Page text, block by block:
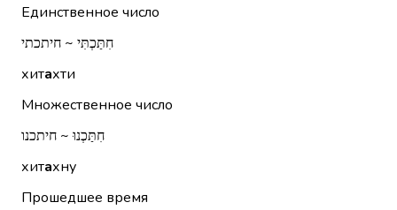
Единственное число
חִתַּכְתִּי ~ חיתכתי
хитахти
Множественное число
חִתַּכְנוּ ~ חיתכנו
хитахну
Прошедшее время